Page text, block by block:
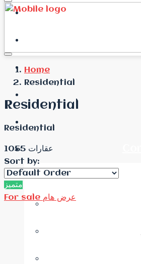
Home
Residential
Residential
Residential
1055 عقارات
Sort by:
متميز
For sale عرض هام